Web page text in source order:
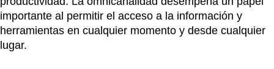
importante al permitir el acceso a la información y
herramientas en cualquier momento y desde cualquier
lugar.